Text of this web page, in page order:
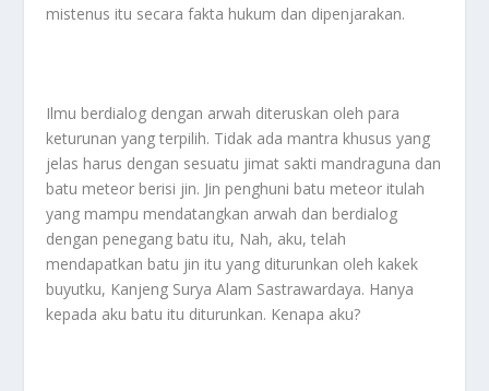
mistenus itu secara fakta hukum dan dipenjarakan.
Ilmu berdialog dengan arwah diteruskan oleh para
keturunan yang terpilih. Tidak ada mantra khusus yang
jelas harus dengan sesuatu jimat sakti mandraguna dan
batu meteor berisi jin. Jin penghuni batu meteor itulah
yang mampu mendatangkan arwah dan berdialog
dengan penegang batu itu, Nah, aku, telah
mendapatkan batu jin itu yang diturunkan oleh kakek
buyutku, Kanjeng Surya Alam Sastrawardaya. Hanya
kepada aku batu itu diturunkan. Kenapa aku?